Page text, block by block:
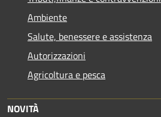
Ambiente
Salute, benessere e assistenza
Autorizzazioni
Agricoltura e pesca
NOVITÀ